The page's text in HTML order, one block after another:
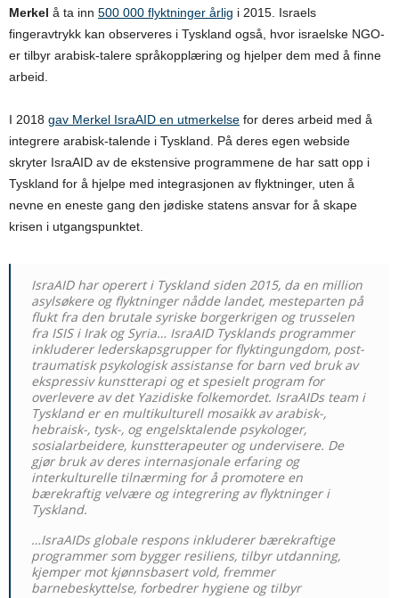
Merkel å ta inn 500 000 flyktninger årlig i 2015. Israels
fingeravtrykk kan observeres i Tyskland også, hvor israelske NGO-
er tilbyr arabisk-talere språkopplæring og hjelper dem med å finne
arbeid.
I 2018 gav Merkel IsraAID en utmerkelse for deres arbeid med å
integrere arabisk-talende i Tyskland. På deres egen webside
skryter IsraAID av de ekstensive programmene de har satt opp i
Tyskland for å hjelpe med integrasjonen av flyktninger, uten å
nevne en eneste gang den jødiske statens ansvar for å skape
krisen i utgangspunktet.
IsraAID har operert i Tyskland siden 2015, da en million
asylsøkere og flyktninger nådde landet, mesteparten på
flukt fra den brutale syriske borgerkrigen og trusselen
fra ISIS i Irak og Syria… IsraAID Tysklands programmer
inkluderer lederskapsgrupper for flyktingungdom, post-
traumatisk psykologisk assistanse for barn ved bruk av
ekspressiv kunstterapi og et spesielt program for
overlevere av det Yazidiske folkemordet. IsraAIDs team i
Tyskland er en multikulturell mosaikk av arabisk-,
hebraisk-, tysk-, og engelsktalende psykologer,
sosialarbeidere, kunstterapeuter og undervisere. De
gjør bruk av deres internasjonale erfaring og
interkulturelle tilnærming for å promotere en
bærekraftig velvære og integrering av flyktninger i
Tyskland.
…IsraAIDs globale respons inkluderer bærekraftige
programmer som bygger resiliens, tilbyr utdanning,
kjemper mot kjønnsbasert vold, fremmer
barnebeskyttelse, forbedrer hygiene og tilbyr